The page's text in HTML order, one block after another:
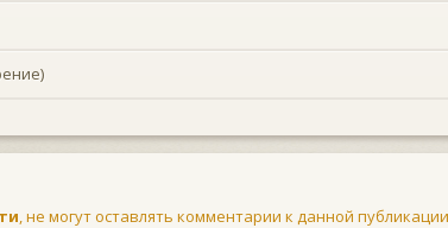
, не могут оставлять комментарии к данной